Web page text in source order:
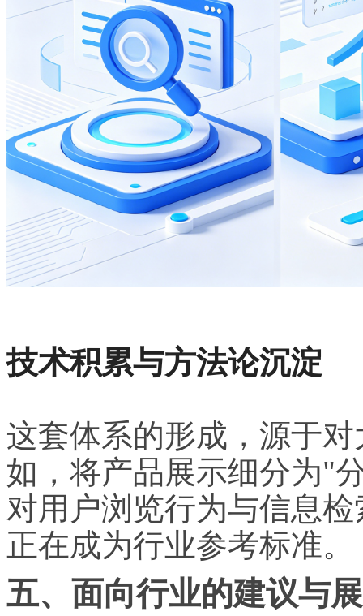
技术积累与方法论沉淀
这套体系的形成，源于
如，将产品展示细分为"
对用户浏览行为与信息
正在成为行业参考标准。
五、面向行业的建议与